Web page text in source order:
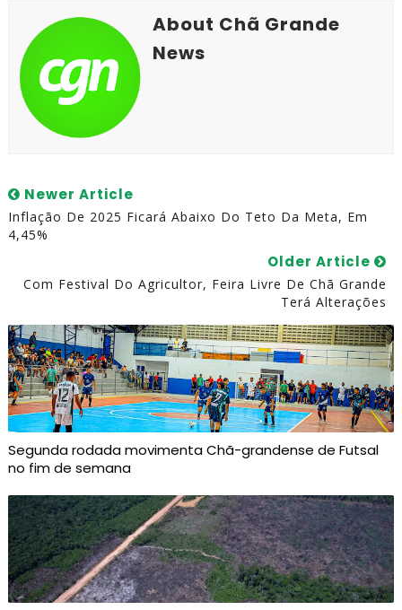
About Chã Grande
News
Newer Article
Inflação De 2025 Ficará Abaixo Do Teto Da Meta, Em
4,45%
Older Article
Com Festival Do Agricultor, Feira Livre De Chã Grande
Terá Alterações
Segunda rodada movimenta Chã-grandense de Futsal
no fim de semana